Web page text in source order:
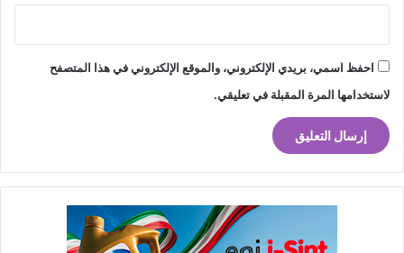
احفظ اسمي، بريدي الإلكتروني، والموقع الإلكتروني في هذا المتصفح
لاستخدامها المرة المقبلة في تعليقي.